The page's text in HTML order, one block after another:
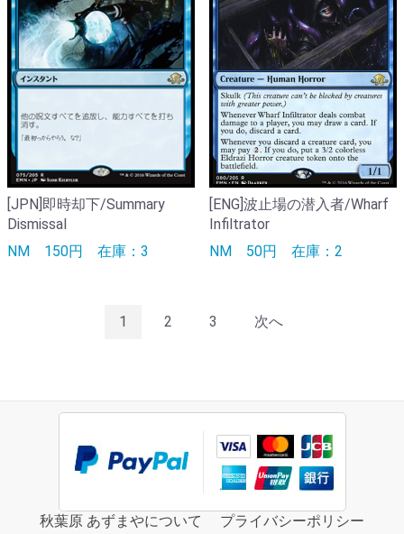
[JPN]即時却下/Summary
Dismissal
NM 150円 在庫：3
[ENG]波止場の潜入者/Wharf
Infiltrator
NM 50円 在庫：2
1 2 3 次へ
秋葉原 あずまやについて プライバシーポリシー